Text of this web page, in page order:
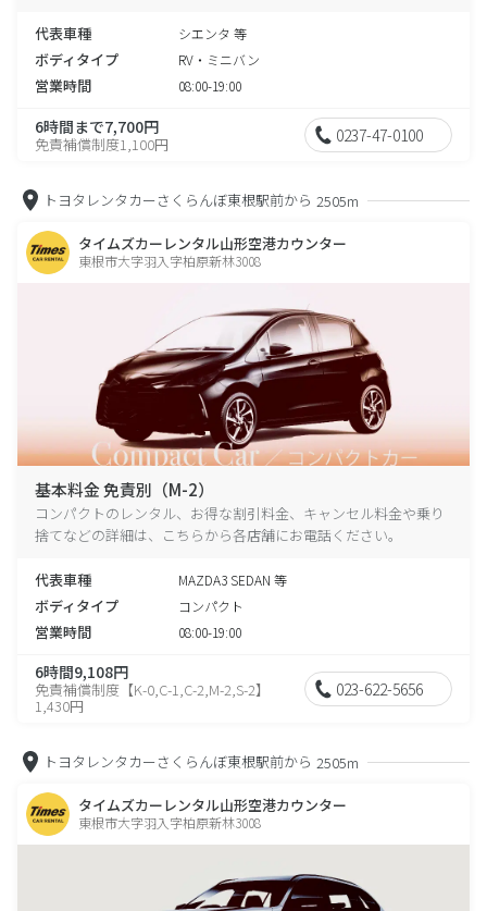
代表車種 シエンタ 等
ボディタイプ RV・ミニバン
営業時間 08:00-19:00
6時間まで7,700円
免責補償制度1,100円 0237-47-0100
トヨタレンタカーさくらんぼ東根駅前から 2505m
タイムズカーレンタル山形空港カウンター
東根市大字羽入字柏原新林3008
基本料金 免責別（M-2）
コンパクトのレンタル、お得な割引料金、キャンセル料金や乗り
捨てなどの詳細は、こちらから各店舗にお電話ください。
代表車種 MAZDA3 SEDAN 等
ボディタイプ コンパクト
営業時間 08:00-19:00
6時間9,108円
免責補償制度【K-0,C-1,C-2,M-2,S-2】
1,430円
023-622-5656
トヨタレンタカーさくらんぼ東根駅前から 2505m
タイムズカーレンタル山形空港カウンター
東根市大字羽入字柏原新林3008